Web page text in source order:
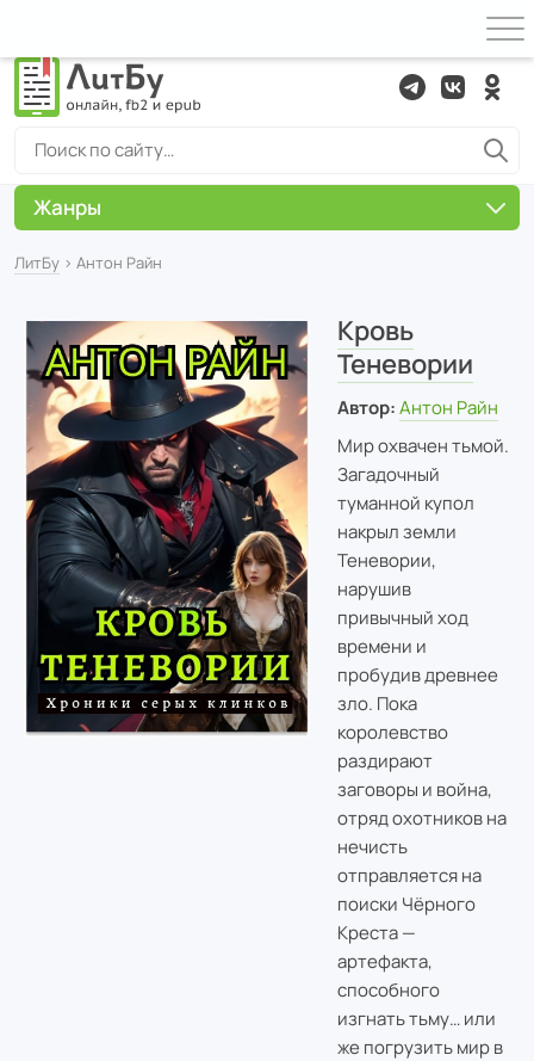
ЛитБу › Антон Райн
Кровь
Теневории
Автор: Антон Райн
Мир охвачен тьмой.
Загадочный
туманной купол
накрыл земли
Теневории,
нарушив
привычный ход
времени и
пробудив древнее
зло. Пока
королевство
раздирают
заговоры и война,
отряд охотников на
нечисть
отправляется на
поиски Чёрного
Креста —
артефакта,
способного
изгнать тьму… или
же погрузить мир в
Жанры